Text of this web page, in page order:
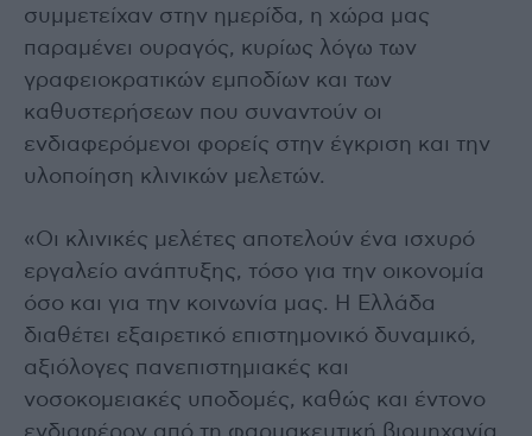
συμμετείχαν στην ημερίδα, η χώρα μας
παραμένει ουραγός, κυρίως λόγω των
γραφειοκρατικών εμποδίων και των
καθυστερήσεων που συναντούν οι
ενδιαφερόμενοι φορείς στην έγκριση και την
υλοποίηση κλινικών μελετών.
«Οι κλινικές μελέτες αποτελούν ένα ισχυρό
εργαλείο ανάπτυξης, τόσο για την οικονομία
όσο και για την κοινωνία μας. Η Ελλάδα
διαθέτει εξαιρετικό επιστημονικό δυναμικό,
αξιόλογες πανεπιστημιακές και
νοσοκομειακές υποδομές, καθώς και έντονο